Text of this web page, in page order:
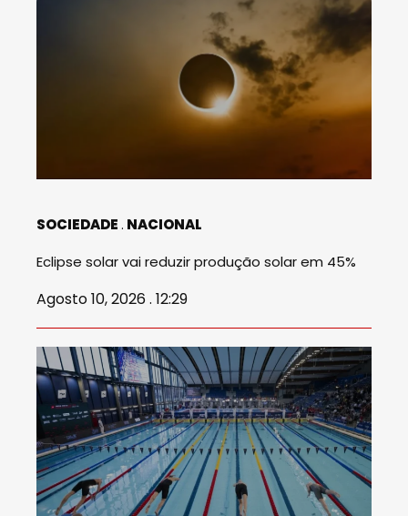
SOCIEDADE NACIONAL
Eclipse solar vai reduzir produção solar em 45%
Agosto 10, 2026 . 12:29